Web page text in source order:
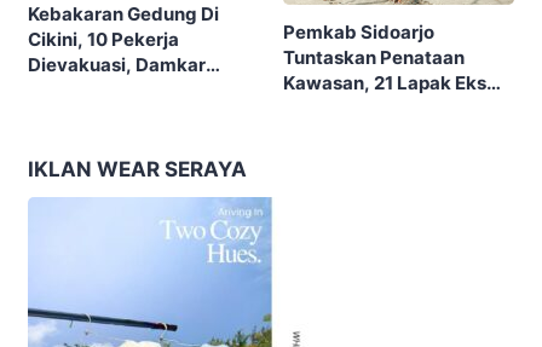
Kebakaran Gedung Di
Cikini, 10 Pekerja
Dievakuasi, Damkar
Pemkab Sidoarjo
Tuntaskan Penataan
Kawasan, 21 Lapak Eks
IKLAN WEAR SERAYA